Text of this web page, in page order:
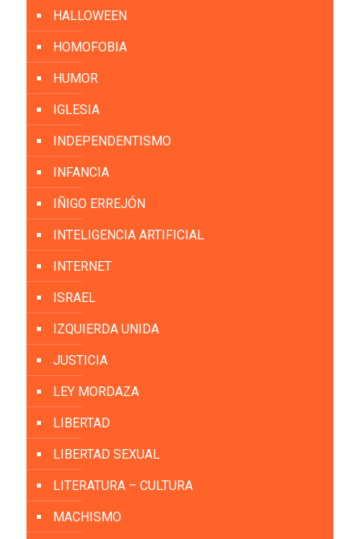
HALLOWEEN
HOMOFOBIA
HUMOR
IGLESIA
INDEPENDENTISMO
INFANCIA
IÑIGO ERREJÓN
INTELIGENCIA ARTIFICIAL
INTERNET
ISRAEL
IZQUIERDA UNIDA
JUSTICIA
LEY MORDAZA
LIBERTAD
LIBERTAD SEXUAL
LITERATURA – CULTURA
MACHISMO